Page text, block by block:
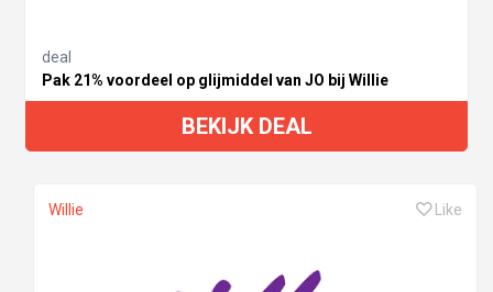
deal
Pak 21% voordeel op glijmiddel van JO bij Willie
BEKIJK DEAL
Willie Like